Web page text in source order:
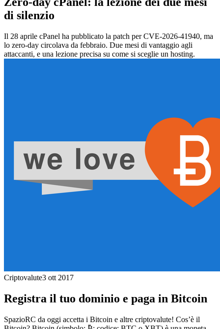
di silenzio
Il 28 aprile cPanel ha pubblicato la patch per CVE-2026-41940, ma
lo zero-day circolava da febbraio. Due mesi di vantaggio agli
attaccanti, e una lezione precisa su come si sceglie un hosting.
Criptovalute3 ott 2017
Registra il tuo dominio e paga in Bitcoin
SpazioRC da oggi accetta i Bitcoin e altre criptovalute! Cos’è il